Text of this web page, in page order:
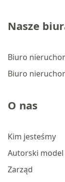
Nasze
Biuro
Biuro
O nas
Kim jesteśmy
Autorski
Zarząd